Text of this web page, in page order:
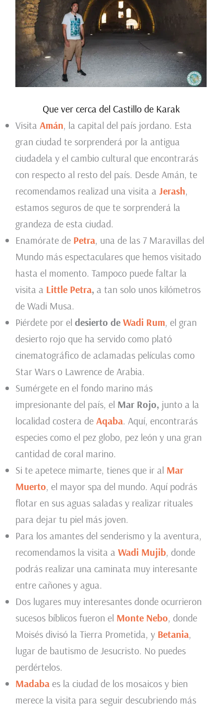
Que ver cerca del Castillo de Karak
Visita Amán, la capital del país jordano. Esta
gran ciudad te sorprenderá por la antigua
ciudadela y el cambio cultural que encontrarás
con respecto al resto del país. Desde Amán, te
recomendamos realizad una visita a Jerash,
estamos seguros de que te sorprenderá la
grandeza de esta ciudad.
Enamórate de Petra, una de las 7 Maravillas del
Mundo más espectaculares que hemos visitado
hasta el momento. Tampoco puede faltar la
visita a Little Petra, a tan solo unos kilómetros
de Wadi Musa.
Piérdete por el desierto de Wadi Rum, el gran
desierto rojo que ha servido como plató
cinematográfico de aclamadas películas como
Star Wars o Lawrence de Arabia.
Sumérgete en el fondo marino más
impresionante del país, el Mar Rojo, junto a la
localidad costera de Aqaba. Aquí, encontrarás
especies como el pez globo, pez león y una gran
cantidad de coral marino.
Si te apetece mimarte, tienes que ir al Mar
Muerto, el mayor spa del mundo. Aquí podrás
flotar en sus aguas saladas y realizar rituales
para dejar tu piel más joven.
Para los amantes del senderismo y la aventura,
recomendamos la visita a Wadi Mujib, donde
podrás realizar una caminata muy interesante
entre cañones y agua.
Dos lugares muy interesantes donde ocurrieron
sucesos bíblicos fueron el Monte Nebo, donde
Moisés divisó la Tierra Prometida, y Betania,
lugar de bautismo de Jesucristo. No puedes
perdértelos.
Madaba es la ciudad de los mosaicos y bien
merece la visita para seguir descubriendo más